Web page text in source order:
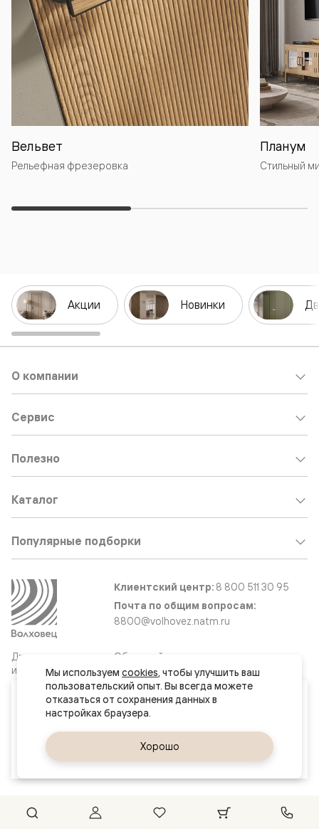
Ваш город
Вельвет
Рельефная фрезеровка
Планум
Стильный
Акции Новинки
Двери
и интерьерные
решения
О компании
Сервис
Полезно
Каталог
Популярные подборки
Клиентский центр: 8 800 511 30 95
Почта по общим вопросам:
8800@volhovez.natm.ru
Обратный звонок
Сайт не является публичной офертой
Правовая информация
Мы используем cookies, чтобы улучшить ваш
пользовательский опыт. Вы всегда можете
отказаться от сохранения данных в
Хорошо